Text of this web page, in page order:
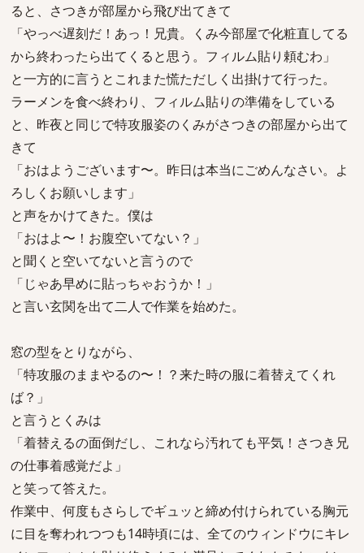
ると、さつきが部屋から飛び出てきて
「やっべ遅刻だ！あっ！兄貴。くみ今部屋で化粧直してる
から終わったら出てくると思う。フィルム貼り頼むわ」
と一方的に言うとこれまた慌ただしく出掛けて行った。
ラーメンを食べ終わり、フィルム貼りの準備をしている
と、昨夜と同じで特攻服姿のくみがさつきの部屋から出て
きて
「おはようございます〜。昨日は本当にごめんなさい。よ
ろしくお願いします」
と声をかけてきた。僕は
「おはよ〜！お腹空いてない？」
と聞くと空いてないと言うので
「じゃあ早めに貼っちゃおうか！」
と言い玄関を出て二人で作業を始めた。
窓の型をとりながら、
「特攻服のままやるの〜！？来た時の服に着替えてくれ
ば？」
と言うとくみは
「着替えるの面倒だし、これなら汚れても平気！さつき兄
の仕事着感覚だよ」
と笑って答えた。
作業中、何度もさらしでギュッと締め付けられている胸元
に目を奪われつつも14時頃には、全てのウィンドウにキレ